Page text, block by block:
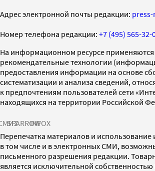
Адрес электронной почты редакции:
Номер телефона редакции: +7 (495) 565-32-
На информационном ресурсе применяются
рекомендательные технологии
предоставления информации на основе
систематизации и анализа сведений,
к предпочтениям пользователей сети
находящихся на территории Российской
SPARROWINFOX
Перепечатка материалов и
в том числе и в электронных СМИ,
письменного разрешения редакции.
является исключительной собственностью